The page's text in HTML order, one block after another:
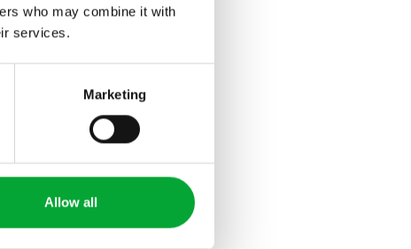
who may combine it with
services.
Marketing
Allow all
UNTERNEHMEN
Über uns
Standorte
Karriere
News
Alles zum
Unternehmen